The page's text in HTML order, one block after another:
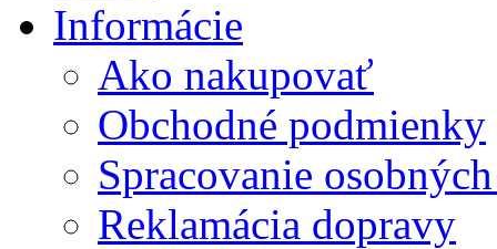
Informácie
Ako nakupovať
Obchodné podmienky
Spracovanie
Reklamácia dopravy